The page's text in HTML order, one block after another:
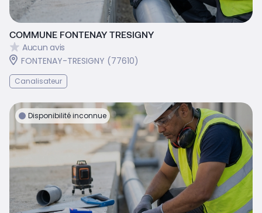
COMMUNE FONTENAY TRESIGNY
Aucun avis
FONTENAY-TRESIGNY (77610)
Canalisateur
Disponibilité inconnue